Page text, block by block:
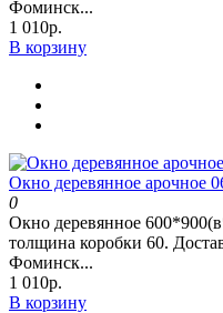
Фоминск...
1 010р.
В корзину
Окно деревянное арочное
0
Окно деревянное
толщина коробки 60.
Фоминск...
1 010р.
В корзину